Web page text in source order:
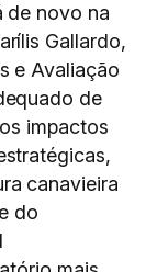
de novo na
Gallardo,
e Avaliação
de
impactos
canavieira
do